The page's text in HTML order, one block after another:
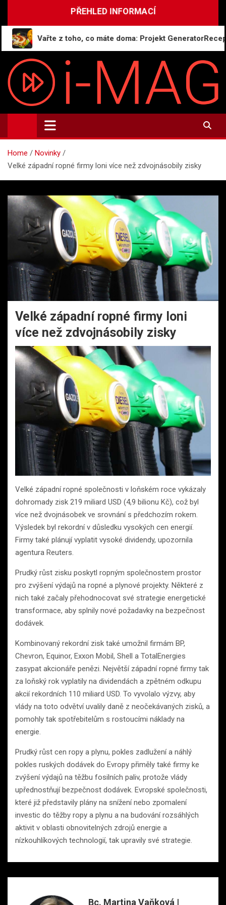
content
PŘEHLED INFORMACÍ
Vařte z toho, co máte doma: Projekt
i-MAG.CZ
Informační magazín | Public Relations
Home
Novinky
Velké západní ropné firmy loni více než zdvojnásobily zisky
Velké západní ropné firmy loni
více než zdvojnásobily zisky
Velké západní ropné společnosti v loňském roce vykázaly
dohromady zisk 219 miliard USD (4,9 bilionu Kč), což byl
více než dvojnásobek ve srovnání s předchozím rokem.
Výsledek byl rekordní v důsledku vysokých cen energií.
Firmy také plánují vyplatit vysoké dividendy, upozornila
agentura Reuters.
Prudký růst zisku poskytl ropným společnostem prostor
pro zvýšení výdajů na ropné a plynové projekty. Některé z
nich také začaly přehodnocovat své strategie energetické
transformace, aby splnily nové požadavky na bezpečnost
dodávek.
Kombinovaný rekordní zisk také umožnil firmám BP,
Chevron, Equinor, Exxon Mobil, Shell a TotalEnergies
zasypat akcionáře penězi. Největší západní ropné firmy tak
za loňský rok vyplatily na dividendách a zpětném odkupu
akcií rekordních 110 miliard USD. To vyvolalo výzvy, aby
vlády na toto odvětví uvalily daně z neočekávaných zisků, a
pomohly tak spotřebitelům s rostoucími náklady na
energie.
Prudký růst cen ropy a plynu, pokles zadlužení a náhlý
pokles ruských dodávek do Evropy přiměly také firmy ke
zvýšení výdajů na těžbu fosilních paliv, protože vlády
upřednostňují bezpečnost dodávek. Evropské společnosti,
které již představily plány na snížení nebo zpomalení
investic do těžby ropy a plynu a na budování rozsáhlých
aktivit v oblasti obnovitelných zdrojů energie a
nízkouhlíkových technologií, tak upravily své strategie.
Bc. Martina Vaňková |